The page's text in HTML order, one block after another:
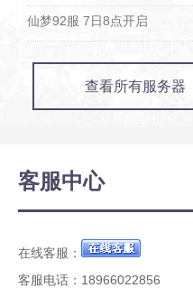
仙梦92服 7日8点开启
查看所有服务器
客服中心
在线客服：
客服电话：18966022856